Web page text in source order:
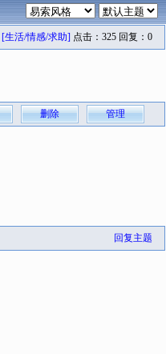
[生活/情感/求助] 点击：325 回复：0
删除 管理
回复主题